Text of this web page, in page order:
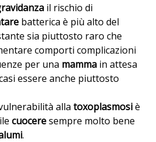
il rischio di
batterica è più alto del
sia piuttosto raro che
comporti complicazioni
per una mamma in attesa
essere anche piuttosto
allatoxoplasmosiè
cuoceresempre molto bene
.